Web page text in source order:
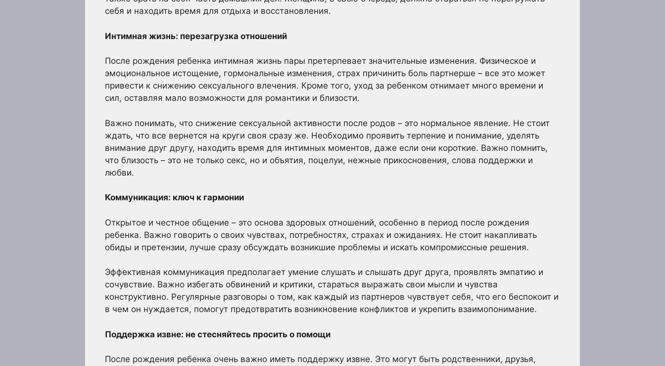
себя и находить время для отдыха и восстановления.
Интимная жизнь: перезагрузка отношений
После рождения ребенка интимная жизнь пары претерпевает значительные изменения. Физическое и
эмоциональное истощение, гормональные изменения, страх причинить боль партнерше – все это может
привести к снижению сексуального влечения. Кроме того, уход за ребенком отнимает много времени и
сил, оставляя мало возможности для романтики и близости.
Важно понимать, что снижение сексуальной активности после родов – это нормальное явление. Не стоит
ждать, что все вернется на круги своя сразу же. Необходимо проявить терпение и понимание, уделять
внимание друг другу, находить время для интимных моментов, даже если они короткие. Важно помнить,
что близость – это не только секс, но и объятия, поцелуи, нежные прикосновения, слова поддержки и
любви.
Коммуникация: ключ к гармонии
Открытое и честное общение – это основа здоровых отношений, особенно в период после рождения
ребенка. Важно говорить о своих чувствах, потребностях, страхах и ожиданиях. Не стоит накапливать
обиды и претензии, лучше сразу обсуждать возникшие проблемы и искать компромиссные решения.
Эффективная коммуникация предполагает умение слушать и слышать друг друга, проявлять эмпатию и
сочувствие. Важно избегать обвинений и критики, стараться выражать свои мысли и чувства
конструктивно. Регулярные разговоры о том, как каждый из партнеров чувствует себя, что его беспокоит и
в чем он нуждается, помогут предотвратить возникновение конфликтов и укрепить взаимопонимание.
Поддержка извне: не стесняйтесь просить о помощи
После рождения ребенка очень важно иметь поддержку извне. Это могут быть родственники, друзья,